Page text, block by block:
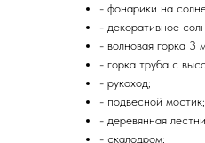
- фонарики на
- декоративное
- волновая горка 3
- горка труба с
- рукоход;
- подвесной мостик;
- деревянная
- скалодром;